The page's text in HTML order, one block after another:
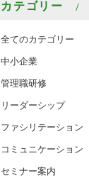
カテゴリー
全てのカテゴリー
中小企業
管理職研修
リーダーシップ
ファシリテーション
コミュニケーション
セミナー案内